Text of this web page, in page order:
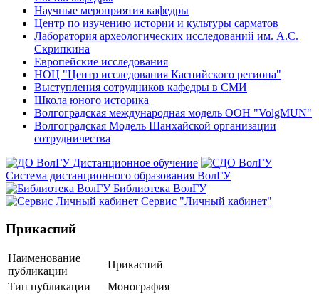
Научные мероприятия кафедры
Центр по изучению истории и культуры сарматов
Лаборатория археологических исследований им. А.С.
Скрипкина
Европейские исследования
НОЦ "Центр исследования Каспийского региона"
Выступления сотрудников кафедры в СМИ
Школа юного историка
Волгоградская международная модель ООН "VolgMUN"
Волгоградская Модель Шанхайской организации
сотрудничества
Дистанционное обучение
Система дистанционного образования ВолГУ
Библиотека ВолГУ
Сервис "Личный кабинет"
Прикаспий
Наименование
публикации
Прикаспий
Тип публикации
Монография